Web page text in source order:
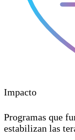
Impacto
Programas que
estabilizan las